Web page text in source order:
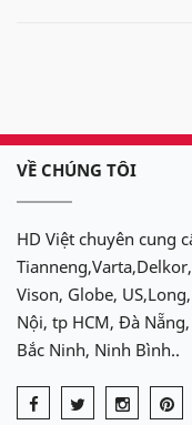
VỀ CHÚNG TÔI
HD Việt chuyên cung
Vison, Globe,
Nội, tp HCM, Đà
Bắc Ninh, Ninh Bình..